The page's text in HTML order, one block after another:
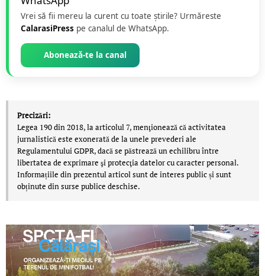
Vrei să fii mereu la curent cu toate știrile? Urmăreste
CalarasiPress pe canalul de WhatsApp.
Abonează-te la canal
Precizări:
Legea 190 din 2018, la articolul 7, menţionează că activitatea
jurnalistică este exonerată de la unele prevederi ale
Regulamentului GDPR, dacă se păstrează un echilibru între
libertatea de exprimare şi protecţia datelor cu caracter personal.
Informațiile din prezentul articol sunt de interes public și sunt
obținute din surse publice deschise.